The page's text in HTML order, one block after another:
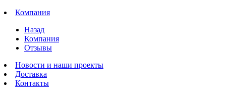
Компания
Назад
Компания
Отзывы
Новости и наши проекты
Доставка
Контакты